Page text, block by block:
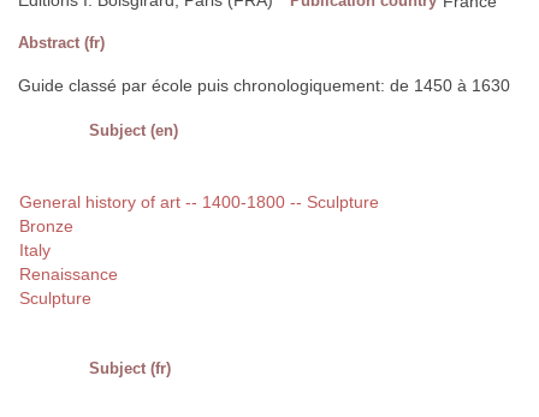
Abstract (fr)
Guide classé par école puis chronologiquement: de 1450 à 1630
Subject (en)
General history of art -- 1400-1800 -- Sculpture
Bronze
Italy
Renaissance
Sculpture
Subject (fr)